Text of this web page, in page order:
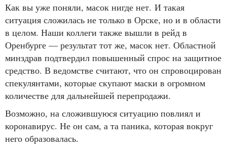
Как вы уже поняли, масок нигде нет. И такая
ситуация сложилась не только в Орске, но и в области
в целом. Наши коллеги также вышли в рейд в
Оренбурге — результат тот же, масок нет. Областной
минздрав подтвердил повышенный спрос на защитное
средство. В ведомстве считают, что он спровоцирован
спекулянтами, которые скупают маски в огромном
количестве для дальнейшей перепродажи.
Возможно, на сложившуюся ситуацию повлиял и
коронавирус. Не он сам, а та паника, которая вокруг
него образовалась.